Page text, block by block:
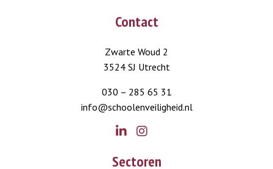
Contact
Zwarte Woud 2
3524 SJ Utrecht
030 – 285 65 31
info@schoolenveiligheid.nl
Sectoren